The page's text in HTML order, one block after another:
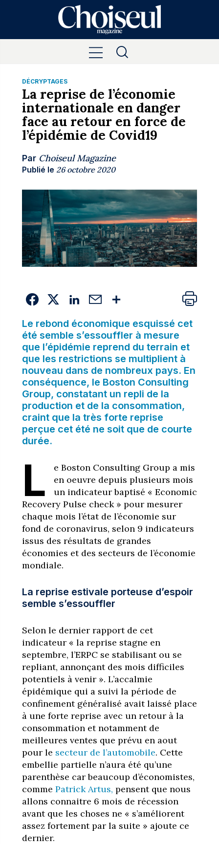
DÉCRYPTAGES
La reprise de l’économie
internationale en danger
face au retour en force de
l’épidémie de Covid19
Par Choiseul Magazine
Publié le 26 octobre 2020
Le rebond économique esquissé cet
été semble s’essouffler à mesure
que l’épidémie reprend du terrain et
que les restrictions se multiplient à
nouveau dans de nombreux pays. En
conséquence, le Boston Consulting
Group, constatant un repli de la
production et de la consommation,
craint que la très forte reprise
perçue cet été ne soit que de courte
durée.
L
e Boston Consulting Group a mis
en oeuvre depuis plusieurs mois
un indicateur baptisé « Economic
Recovery Pulse check » pour mesurer
chaque mois l’état de l’économie sur
fond de coronavirus, selon 9 indicateurs
issus des résultats de grandes
économies et des secteurs de l’économie
mondiale.
La reprise estivale porteuse d’espoir
semble s’essouffler
Selon le dernier rapport de cet
indicateur « la reprise stagne en
septembre, l’ERPC se stabilisant ou se
repliant, annonçant des mois difficiles
potentiels à venir ». L’accalmie
épidémique qui a suivi la période de
confinement généralisé avait laissé place
à une forte reprise avec un retour à la
consommation et notamment de
meilleures ventes que prévu en aout
pour le secteur de l’automobile. Cette
embellie partielle n’aura été qu’une
parenthèse car beaucoup d’économistes,
comme Patrick Artus, pensent que nous
allons connaitre 6 mois de récession
avant que les choses ne « s’améliorent
assez fortement par la suite » ajoute ce
dernier.